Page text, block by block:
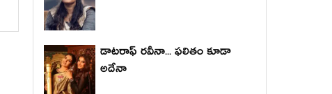
డాటరాఫ్ రవీనా... ఫలితం కూడా
అదేనా